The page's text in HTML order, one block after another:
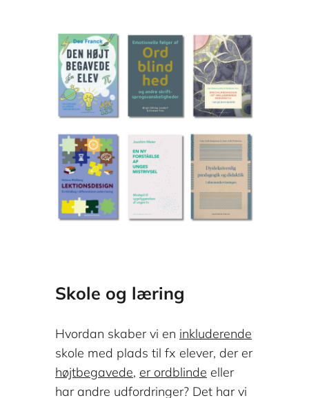
Skole og læring
Hvordan skaber vi en inkluderende
skole med plads til fx elever, der er
højtbegavede, er ordblinde eller
har andre udfordringer? Det har vi